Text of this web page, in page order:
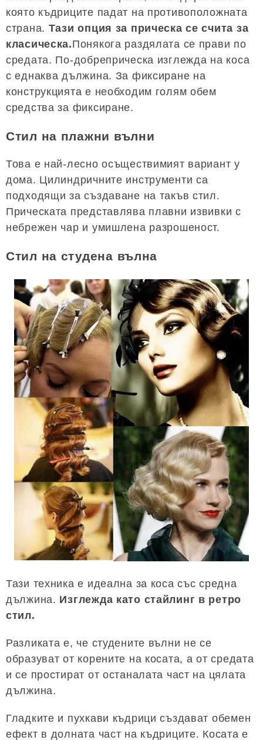
която къдриците падат на противоположната
страна. Тази опция за прическа се счита за
класическа.Понякога раздялата се прави по
средата. По-добреприческа изглежда на коса
с еднаква дължина. За фиксиране на
конструкцията е необходим голям обем
средства за фиксиране.
Стил на плажни вълни
Това е най-лесно осъществимият вариант у
дома. Цилиндричните инструменти са
подходящи за създаване на такъв стил.
Прическата представлява плавни извивки с
небрежен чар и умишлена разрошеност.
Стил на студена вълна
Тази техника е идеална за коса със средна
дължина. Изглежда като стайлинг в ретро
стил.
Разликата е, че студените вълни не се
образуват от корените на косата, а от средата
и се простират от останалата част на цялата
дължина.
Гладките и пухкави къдрици създават обемен
ефект в долната част на къдриците. Косата е